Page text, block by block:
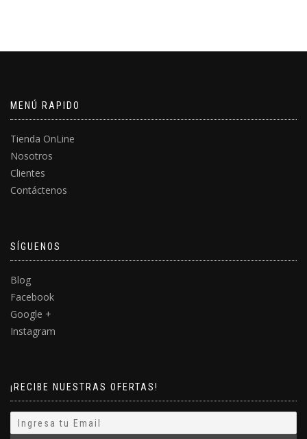
MENÚ RAPIDO
Tienda OnLine
Nosotros
Clientes
Contáctenos
SÍGUENOS
Blog
Facebook
Google +
Instagram
¡RECIBE NUESTRAS OFERTAS!